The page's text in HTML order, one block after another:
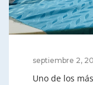
septiembre 2,
Uno de los